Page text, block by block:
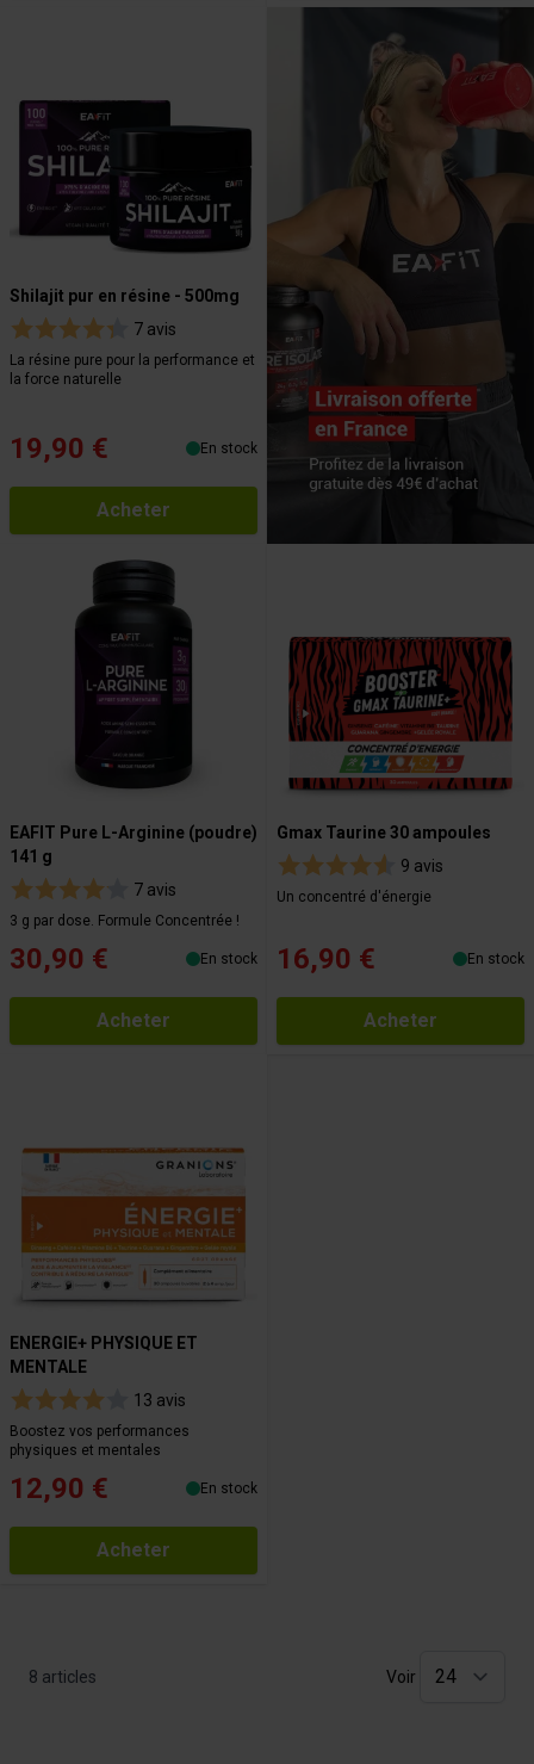
Shilajit pur en résine - 500mg
7 avis
La résine pure pour la performance et
la force naturelle
19,90 € En stock
Acheter
EAFIT Pure L-Arginine (poudre)
141 g
7 avis
3 g par dose. Formule Concentrée !
30,90 € En stock
Acheter
Gmax Taurine 30 ampoules
9 avis
Un concentré d'énergie
16,90 € En stock
Acheter
ENERGIE+ PHYSIQUE ET
MENTALE
13 avis
Boostez vos performances
physiques et mentales
12,90 € En stock
Acheter
8 articles Voir